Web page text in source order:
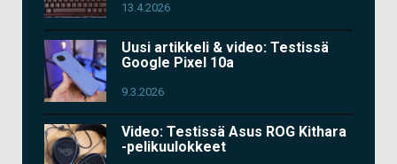
13.4.2026
Uusi artikkeli & video: Testissä
Google Pixel 10a
9.3.2026
Video: Testissä Asus ROG Kithara
-pelikuulokkeet